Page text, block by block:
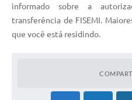
informado sobre a
transferência de FISEMI.
que você está residindo.